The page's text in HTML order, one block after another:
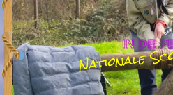
IN DE
Nationale